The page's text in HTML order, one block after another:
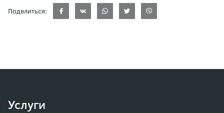
Поделиться:
Услуги